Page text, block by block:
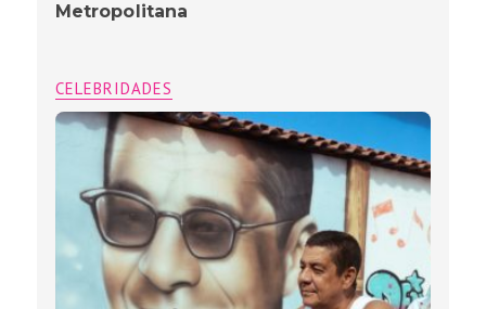
Metropolitana
CELEBRIDADES